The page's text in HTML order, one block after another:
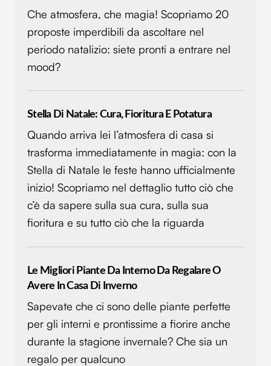
Che atmosfera, che magia! Scopriamo 20
proposte imperdibili da ascoltare nel
periodo natalizio: siete pronti a entrare nel
mood?
Stella Di Natale: Cura, Fioritura E Potatura
Quando arriva lei l’atmosfera di casa si
trasforma immediatamente in magia: con la
Stella di Natale le feste hanno ufficialmente
inizio! Scopriamo nel dettaglio tutto ciò che
c’è da sapere sulla sua cura, sulla sua
fioritura e su tutto ciò che la riguarda
Le Migliori Piante Da Interno Da Regalare O
Avere In Casa Di Inverno
Sapevate che ci sono delle piante perfette
per gli interni e prontissime a fiorire anche
durante la stagione invernale? Che sia un
regalo per qualcuno